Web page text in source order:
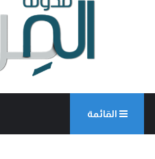
القائمة